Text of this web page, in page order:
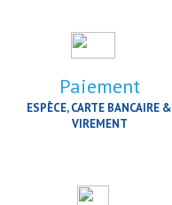
Paiement
ESPÈCE, CARTE BANCAIRE &
VIREMENT